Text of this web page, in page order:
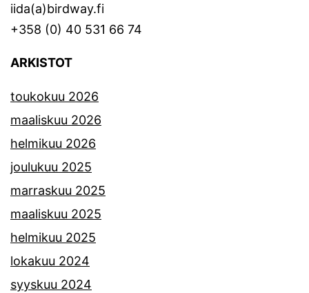
iida(a)birdway.fi
+358 (0) 40 531 66 74
ARKISTOT
toukokuu 2026
maaliskuu 2026
helmikuu 2026
joulukuu 2025
marraskuu 2025
maaliskuu 2025
helmikuu 2025
lokakuu 2024
syyskuu 2024